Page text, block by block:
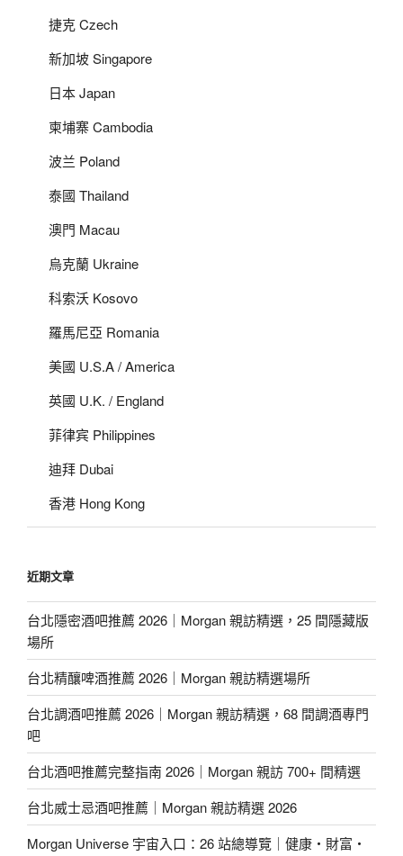
捷克 Czech
新加坡 Singapore
日本 Japan
柬埔寨 Cambodia
波兰 Poland
泰國 Thailand
澳門 Macau
烏克蘭 Ukraine
科索沃 Kosovo
羅馬尼亞 Romania
美國 U.S.A / America
英國 U.K. / England
菲律宾 Philippines
迪拜 Dubai
香港 Hong Kong
近期文章
台北隱密酒吧推薦 2026｜Morgan 親訪精選，25 間隱藏版
場所
台北精釀啤酒推薦 2026｜Morgan 親訪精選場所
台北調酒吧推薦 2026｜Morgan 親訪精選，68 間調酒專門
吧
台北酒吧推薦完整指南 2026｜Morgan 親訪 700+ 間精選
台北威士忌酒吧推薦｜Morgan 親訪精選 2026
Morgan Universe 宇宙入口：26 站總導覽｜健康・財富・